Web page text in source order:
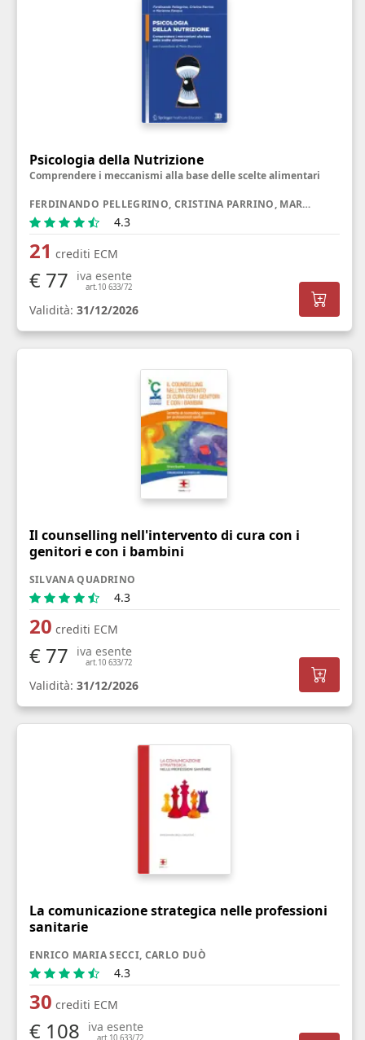
Psicologia della Nutrizione
Comprendere i meccanismi alla base delle scelte alimentari
FERDINANDO PELLEGRINO, CRISTINA PARRINO, MARIANNA PASQUA
4.3
21 crediti ECM
€ 77 iva esente
art.10 633/72
Validità: 31/12/2026
Il counselling nell'intervento di cura con i
genitori e con i bambini
SILVANA QUADRINO
4.3
20 crediti ECM
€ 77 iva esente
art.10 633/72
Validità: 31/12/2026
La comunicazione strategica nelle professioni
sanitarie
ENRICO MARIA SECCI, CARLO DUÒ
4.3
30 crediti ECM
€ 108 iva esente